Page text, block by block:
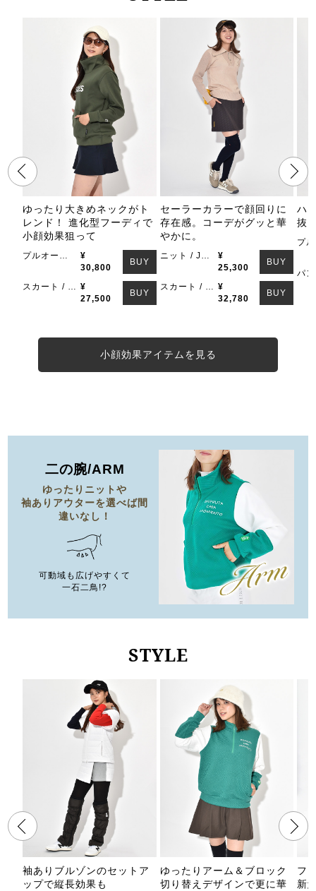
ゆったり大きめネックがト
レンド！ 進化型フーディで
小顔効果狙って
プルオーバー / FIDESGOLF
¥
30,800
BUY
スカート / FIDESGOLF ¥
27,500
BUY
セーラーカラーで顔回りに
存在感。コーデがグッと華
やかに。
ニット / JUN&ROPE
¥
25,300
BUY
スカート / Resurrection ¥
32,780
BUY
ハ
抜
小顔効果アイテムを見る
二の腕/ARM
ゆったりニットや
袖ありアウターを選べば間
違いなし！
可動域も広げやすくて
一石二鳥!?
STYLE
袖ありブルゾンのセットア
ップで縦長効果も
ゆったりアーム＆ブロック
切り替えデザインで更に華
フ
新